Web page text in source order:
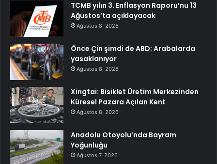
TCMB yılın 3. Enflasyon Raporu’nu 13
Ağustos’ta açıklayacak
Ağustos 8, 2026
Önce Çin şimdi de ABD: Arabalarda
yasaklanıyor
Ağustos 8, 2026
Xingtai: Bisiklet Üretim Merkezinden
Küresel Pazara Açılan Kent
Ağustos 8, 2026
Anadolu Otoyolu’nda Bayram
Yoğunluğu
Ağustos 7, 2026